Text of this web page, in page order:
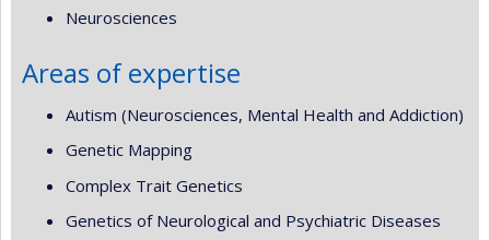
Neurosciences
Areas of expertise
Autism (Neurosciences, Mental Health and Addiction)
Genetic Mapping
Complex Trait Genetics
Genetics of Neurological and Psychiatric Diseases